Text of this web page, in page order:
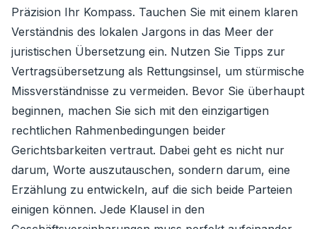
Präzision Ihr Kompass. Tauchen Sie mit einem klaren
Verständnis des lokalen Jargons in das Meer der
juristischen Übersetzung ein. Nutzen Sie Tipps zur
Vertragsübersetzung als Rettungsinsel, um stürmische
Missverständnisse zu vermeiden. Bevor Sie überhaupt
beginnen, machen Sie sich mit den einzigartigen
rechtlichen Rahmenbedingungen beider
Gerichtsbarkeiten vertraut. Dabei geht es nicht nur
darum, Worte auszutauschen, sondern darum, eine
Erzählung zu entwickeln, auf die sich beide Parteien
einigen können. Jede Klausel in den